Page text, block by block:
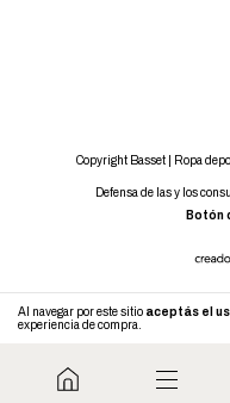
Al navegar por este sitio aceptás el
experiencia de compra.
Copyright Basset | Ropa
Defensa de las y los
Botón